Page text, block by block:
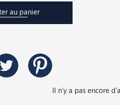
au panier
Il n'y a pas encore